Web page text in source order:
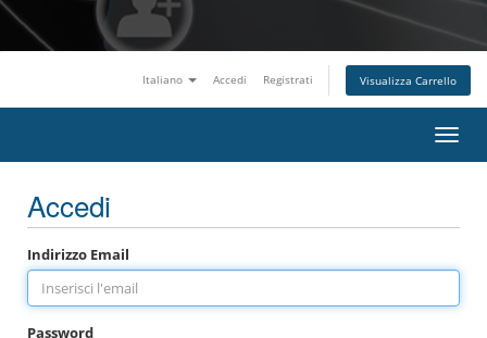
Italiano Accedi Registrati Visualizza Carrello
A
a
a
i
Accedi
Indirizzo Email
Password